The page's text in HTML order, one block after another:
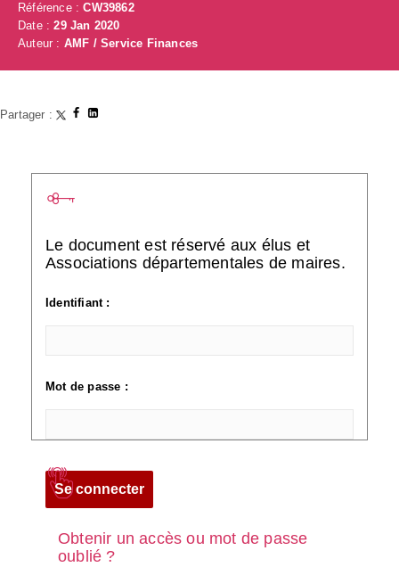
Référence :CW39862
Date :29 Jan 2020
Auteur : AMF / Service Finances
Partager :
Le document est réservé aux élus et
Associations départementales de maires.
Identifiant :
Mot de passe :
Obtenir un accès ou mot de passe
oublié ?